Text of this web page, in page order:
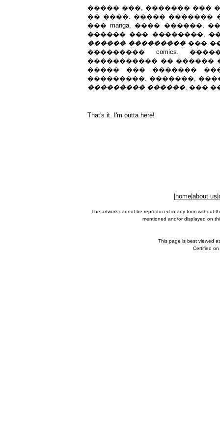
����� ���, ������� ���
�� ����. ����� �������
��� manga, ���� ������,
������ ��� ��������,
������ ������������
��������� comics.
����������� �� ������
����� ��� �������
���������. �������,
��������� ������, ���
That's it. I'm outta here!
home about us
The artwork cannot be reproduced in any form without
mentioned and/or displayed on
This page is best viewed
Certified on